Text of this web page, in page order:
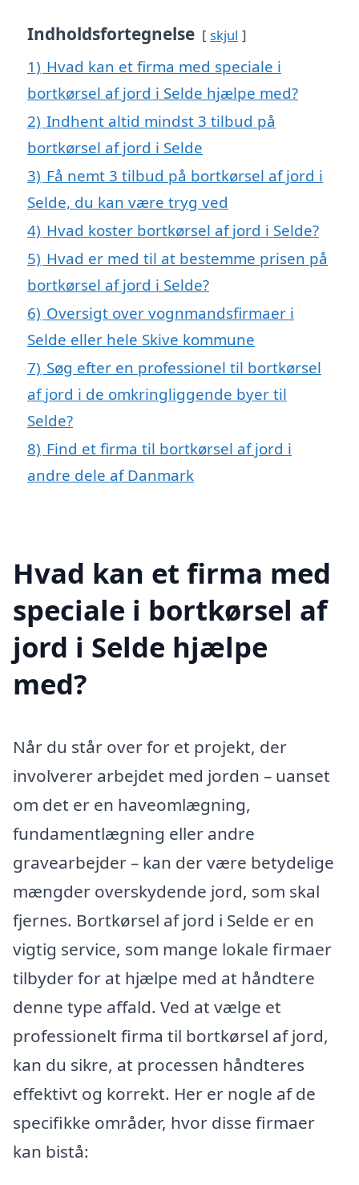
Indholdsfortegnelse skjul
1) Hvad kan et firma med speciale i
bortkørsel af jord i Selde hjælpe med?
2) Indhent altid mindst 3 tilbud på
bortkørsel af jord i Selde
3) Få nemt 3 tilbud på bortkørsel af jord i
Selde, du kan være tryg ved
4) Hvad koster bortkørsel af jord i Selde?
5) Hvad er med til at bestemme prisen på
bortkørsel af jord i Selde?
6) Oversigt over vognmandsfirmaer i
Selde eller hele Skive kommune
7) Søg efter en professionel til bortkørsel
af jord i de omkringliggende byer til
Selde?
8) Find et firma til bortkørsel af jord i
andre dele af Danmark
Hvad kan et firma med
speciale i bortkørsel af
jord i Selde hjælpe
med?
Når du står over for et projekt, der
involverer arbejdet med jorden – uanset
om det er en haveomlægning,
fundamentlægning eller andre
gravearbejder – kan der være betydelige
mængder overskydende jord, som skal
fjernes. Bortkørsel af jord i Selde er en
vigtig service, som mange lokale firmaer
tilbyder for at hjælpe med at håndtere
denne type affald. Ved at vælge et
professionelt firma til bortkørsel af jord,
kan du sikre, at processen håndteres
effektivt og korrekt. Her er nogle af de
specifikke områder, hvor disse firmaer
kan bistå: